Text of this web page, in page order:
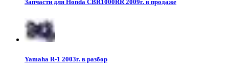
Запчасти для Honda CBR1000RR 2009г. в продаже
Yamaha R-1 2003г. в разбор